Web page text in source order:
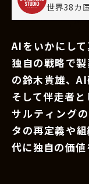
世界38カ
AIをいかにして
独自の戦略で
の鈴木貴雄、
そして伴走者
サルティング
タの再定義や
代に独自の価値